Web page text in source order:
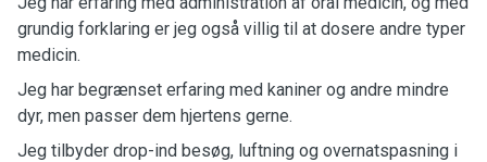
grundig forklaring er jeg også villig til at dosere andre typer
medicin.
Jeg har begrænset erfaring med kaniner og andre mindre
dyr, men passer dem hjertens gerne.
Jeg tilbyder drop-ind besøg, luftning og overnatspasning i